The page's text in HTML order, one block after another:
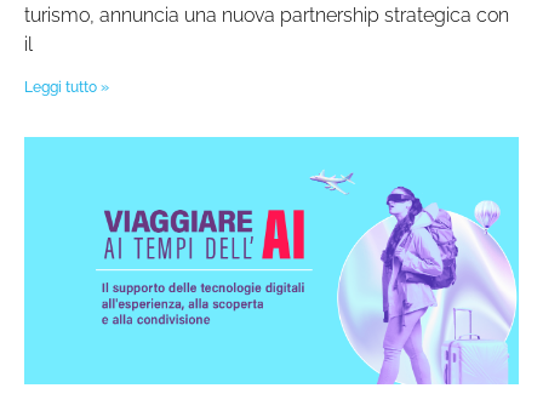
turismo, annuncia una nuova partnership strategica con
il
Leggi tutto »